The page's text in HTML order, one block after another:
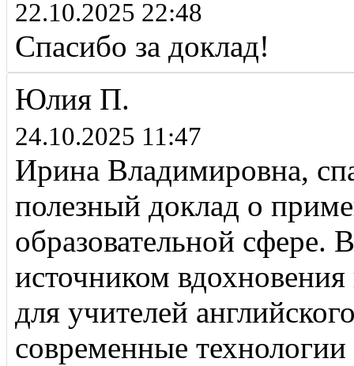
22.10.2025 22:48
Спасибо за доклад!
Юлия П.
24.10.2025 11:47
Ирина Владимировна,
полезный доклад о
образовательной сфере.
источником
для учителей
современные